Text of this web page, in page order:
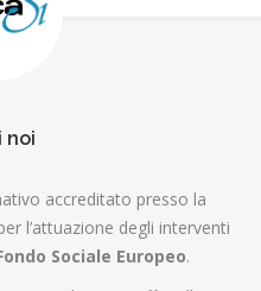
noi
accreditato presso la
l’attuazione degli interventi
Sociale Europeo.